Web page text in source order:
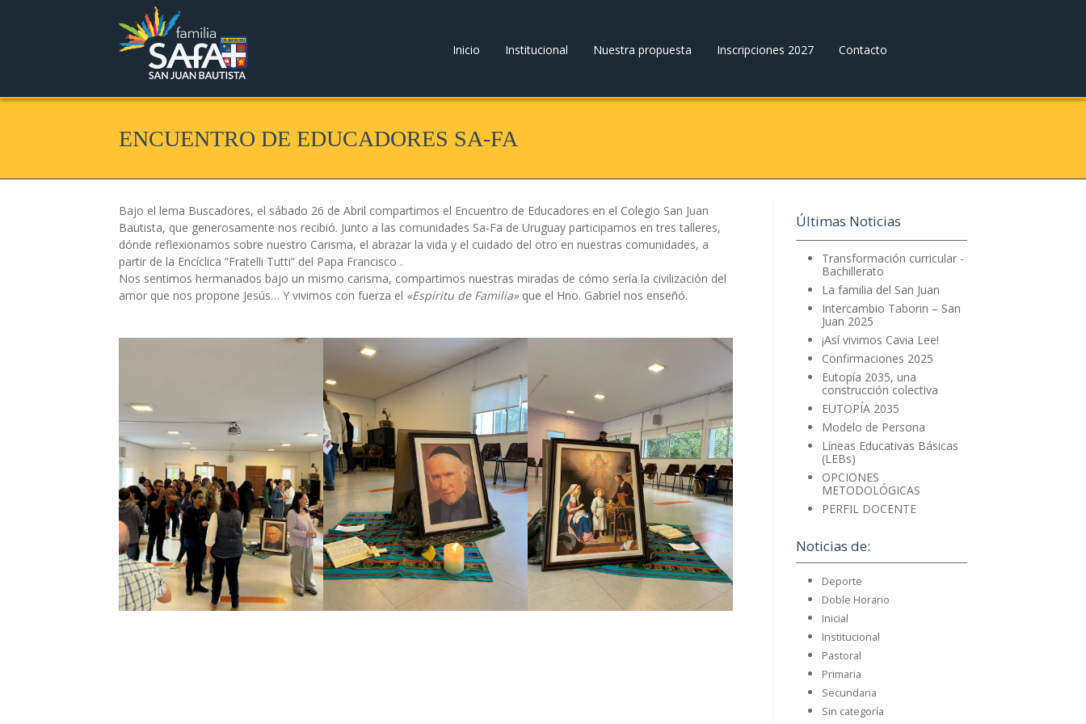
Inicio Institucional Nuestra propuesta Inscripciones 2027 Contacto
ENCUENTRO DE EDUCADORES SA-FA
Bajo el lema Buscadores, el sábado 26 de Abril compartimos el Encuentro de Educadores en el Colegio San Juan
Bautista, que generosamente nos recibió. Junto a las comunidades Sa-Fa de Uruguay participamos en tres talleres,
dónde reflexionamos sobre nuestro Carisma, el abrazar la vida y el cuidado del otro en nuestras comunidades, a
partir de la Encíclica “Fratelli Tutti” del Papa Francisco .
Nos sentimos hermanados bajo un mismo carisma, compartimos nuestras miradas de cómo sería la civilización del
amor que nos propone Jesús… Y vivimos con fuerza el «Espíritu de Familia»que el Hno. Gabriel nos enseñó.
Últimas Noticias
Transformación curricular -
Bachillerato
La familia del San Juan
Intercambio Taborin – San
Juan 2025
¡Así vivimos Cavia Lee!
Confirmaciones 2025
Eutopía 2035, una
construcción colectiva
EUTOPÍA 2035
Modelo de Persona
Líneas Educativas Básicas
(LEBs)
OPCIONES
METODOLÓGICAS
PERFIL DOCENTE
Noticias de:
Deporte
Doble Horario
Inicial
Institucional
Pastoral
Primaria
Secundaria
Sin categoría